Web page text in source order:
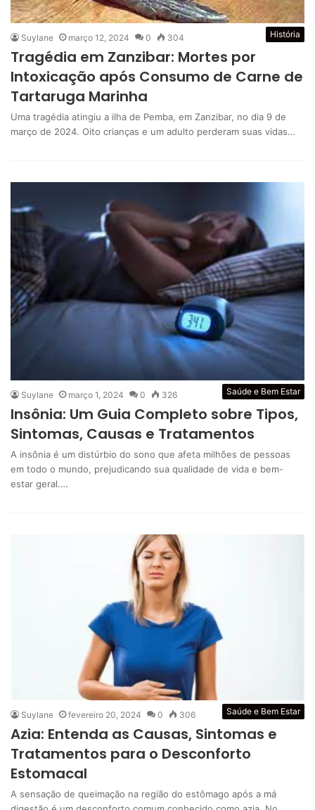
História
Suylane março 12, 2024 0 304
Tragédia em Zanzibar: Mortes por
Intoxicação após Consumo de Carne de
Tartaruga Marinha
Uma tragédia atingiu a ilha de Pemba, em Zanzibar, no dia 9 de
março de 2024. Oito crianças e um adulto perderam suas vidas…
Saúde e Bem Estar
Suylane março 1, 2024 0 326
Insônia: Um Guia Completo sobre Tipos,
Sintomas, Causas e Tratamentos
A insônia é um distúrbio do sono que afeta milhões de pessoas
em todo o mundo, prejudicando sua qualidade de vida e bem-
estar geral.…
Saúde e Bem Estar
Suylane fevereiro 20, 2024 0 306
Azia: Entenda as Causas, Sintomas e
Tratamentos para o Desconforto
Estomacal
A sensação de queimação na região do estômago após a má